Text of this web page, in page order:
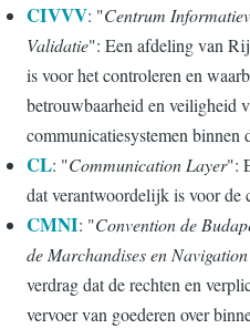
CIVVV: "Centrum
Validatie": Een afdeling van
is voor het controleren en
betrouwbaarheid en veiligheid
communicatiesystemen binnen
CL: "Communication Layer":
dat verantwoordelijk is voor de
CMNI: "Convention de
de Marchandises en
verdrag dat de rechten en
vervoer van goederen over